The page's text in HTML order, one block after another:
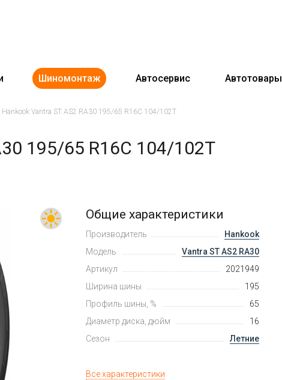
Шиномонтаж Автосервис Автотовары
Hankook Vantra ST AS2 RA30 195/65 R16C 104/102T
195/65 R16C 104/102T
Общие характеристики
Производитель
Hankook
Модель
Vantra ST AS2 RA30
Артикул
2021949
Ширина шины
195
Профиль шины, %
65
Диаметр диска, дюйм
16
Сезон
Летние
Все характеристики